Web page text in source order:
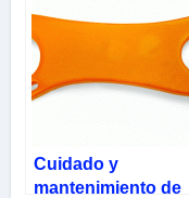
Cuidado y
mantenimiento de